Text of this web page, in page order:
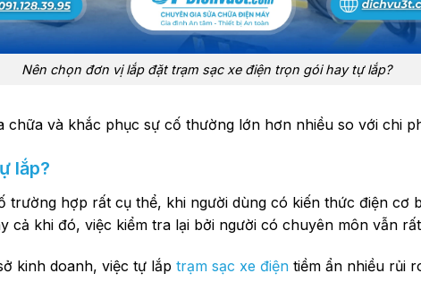
Nên chọn đơn vị lắp đặt trạm sạc xe điện trọn gói hay tự lắp?
chữa và khắc phục sự cố thường lớn hơn nhiều so với chi
lắp?
trường hợp rất cụ thể, khi người dùng có kiến thức điện cơ
cả khi đó, việc kiểm tra lại bởi người có chuyên môn vẫn
kinh doanh, việc tự lắp trạm sạc xe điện tiềm ẩn nhiều rủi